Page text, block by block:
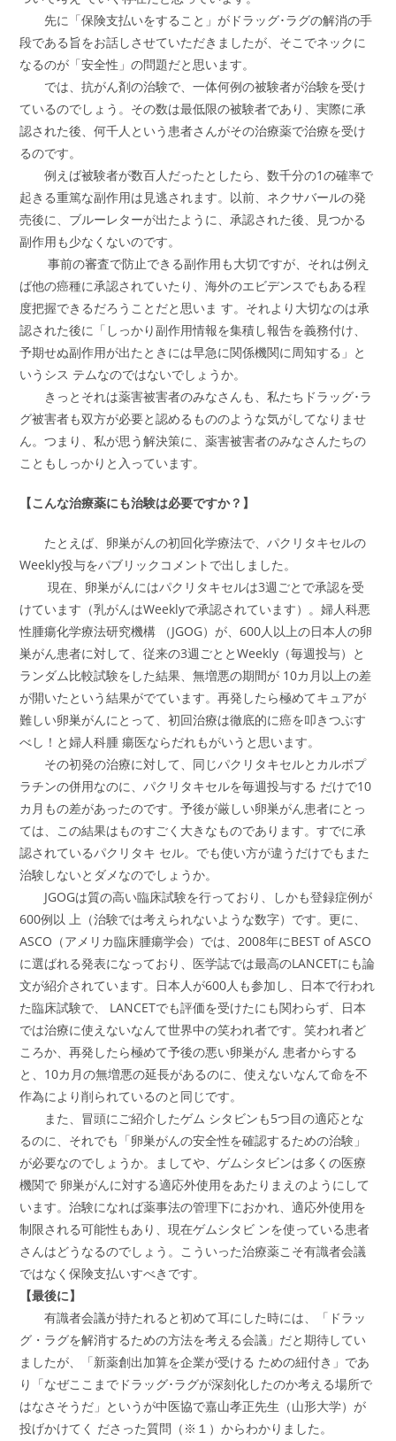
先に「保険支払いをすること」がドラッグ･ラグの解消の手
段である旨をお話しさせていただきましたが、そこでネックに
なるのが「安全性」の問題だと思います。
では、抗がん剤の治験で、一体何例の被験者が治験を受け
ているのでしょう。その数は最低限の被験者であり、実際に承
認された後、何千人という患者さんがその治療薬で治療を受け
るのです。
例えば被験者が数百人だったとしたら、数千分の1の確率で
起きる重篤な副作用は見逃されます。以前、ネクサバールの発
売後に、ブルーレターが出たように、承認された後、見つかる
副作用も少なくないのです。
事前の審査で防止できる副作用も大切ですが、それは例え
ば他の癌種に承認されていたり、海外のエビデンスでもある程
度把握できるだろうことだと思いま す。それより大切なのは承
認された後に「しっかり副作用情報を集積し報告を義務付け、
予期せぬ副作用が出たときには早急に関係機関に周知する」と
いうシス テムなのではないでしょうか。
きっとそれは薬害被害者のみなさんも、私たちドラッグ･ラ
グ被害者も双方が必要と認めるもののような気がしてなりませ
ん。つまり、私が思う解決策に、薬害被害者のみなさんたちの
こともしっかりと入っています。
【こんな治療薬にも治験は必要ですか？】
たとえば、卵巣がんの初回化学療法で、パクリタキセルの
Weekly投与をパブリックコメントで出しました。
現在、卵巣がんにはパクリタキセルは3週ごとで承認を受
けています（乳がんはWeeklyで承認されています）。婦人科悪
性腫瘍化学療法研究機構 （JGOG）が、600人以上の日本人の卵
巣がん患者に対して、従来の3週ごととWeekly（毎週投与）と
ランダム比較試験をした結果、無増悪の期間が 10カ月以上の差
が開いたという結果がでています。再発したら極めてキュアが
難しい卵巣がんにとって、初回治療は徹底的に癌を叩きつぶす
べし！と婦人科腫 瘍医ならだれもがいうと思います。
その初発の治療に対して、同じパクリタキセルとカルボプ
ラチンの併用なのに、パクリタキセルを毎週投与する だけで10
カ月もの差があったのです。予後が厳しい卵巣がん患者にとっ
ては、この結果はものすごく大きなものであります。すでに承
認されているパクリタキ セル。でも使い方が違うだけでもまた
治験しないとダメなのでしょうか。
JGOGは質の高い臨床試験を行っており、しかも登録症例が
600例以 上（治験では考えられないような数字）です。更に、
ASCO（アメリカ臨床腫瘍学会）では、2008年にBEST of ASCO
に選ばれる発表になっており、医学誌では最高のLANCETにも論
文が紹介されています。日本人が600人も参加し、日本で行われ
た臨床試験で、 LANCETでも評価を受けたにも関わらず、日本
では治療に使えないなんて世界中の笑われ者です。笑われ者ど
ころか、再発したら極めて予後の悪い卵巣がん 患者からする
と、10カ月の無増悪の延長があるのに、使えないなんて命を不
作為により削られているのと同じです。
また、冒頭にご紹介したゲム シタビンも5つ目の適応とな
るのに、それでも「卵巣がんの安全性を確認するための治験」
が必要なのでしょうか。ましてや、ゲムシタビンは多くの医療
機関で 卵巣がんに対する適応外使用をあたりまえのようにして
います。治験になれば薬事法の管理下におかれ、適応外使用を
制限される可能性もあり、現在ゲムシタビ ンを使っている患者
さんはどうなるのでしょう。こういった治療薬こそ有識者会議
ではなく保険支払いすべきです。
【最後に】
有識者会議が持たれると初めて耳にした時には、「ドラッ
グ・ラグを解消するための方法を考える会議」だと期待してい
ましたが、「新薬創出加算を企業が受ける ための紐付き」であ
り「なぜここまでドラッグ･ラグが深刻化したのか考える場所で
はなさそうだ」というが中医協で嘉山孝正先生（山形大学）が
投げかけてく ださった質問（※１）からわかりました。